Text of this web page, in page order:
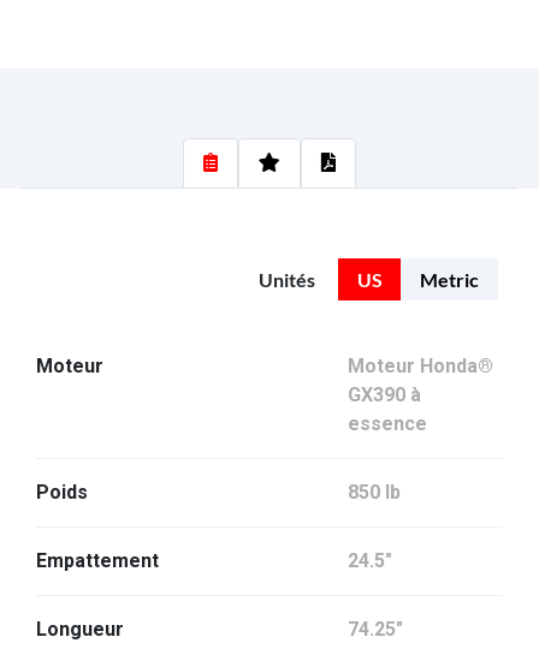
Unités US Metric
Moteur
Moteur Honda®
GX390 à
essence
Poids 850 lb
Empattement 24.5"
Longueur 74.25"